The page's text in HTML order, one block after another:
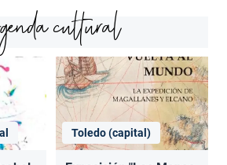
cultural
Toledo (capital)